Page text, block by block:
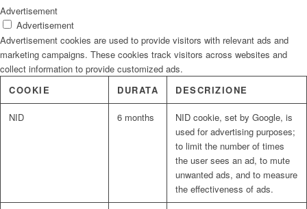
Advertisement
Advertisement
Advertisement cookies are used to provide visitors with relevant ads and
marketing campaigns. These cookies track visitors across websites and
collect information to provide customized ads.
COOKIE
DURATA DESCRIZIONE
NID 6 months
NID cookie, set by Google, is
used for advertising purposes;
to limit the number of times
the user sees an ad, to mute
unwanted ads, and to measure
the effectiveness of ads.